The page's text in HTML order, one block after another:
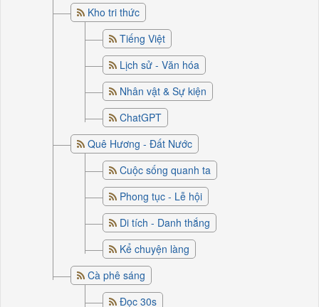
Kho tri thức
Tiếng Việt
Lịch sử - Văn hóa
Nhân vật & Sự kiện
ChatGPT
Quê Hương - Đất Nước
Cuộc sống quanh ta
Phong tục - Lễ hội
Di tích - Danh thắng
Kể chuyện làng
Cà phê sáng
Đọc 30s